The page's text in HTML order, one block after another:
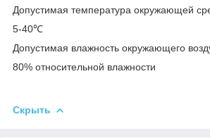
Допустимая температура окружающей
5-40℃
Допустимая влажность окружающего
80% относительной влажности
Скрыть